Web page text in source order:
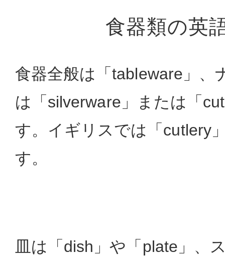
食器類の英
食器全般は「tableware」、
は「silverware」または「
す。イギリスでは「cutlery
す。
皿は「dish」や「plate」、